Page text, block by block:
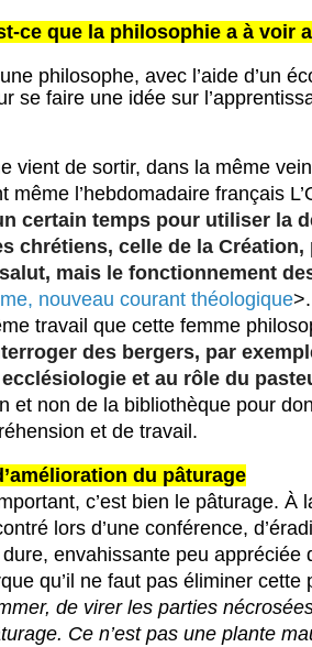
ce que la philosophie a à voir
philosophe, avec l’aide d’un
se faire une idée sur
vient de sortir, dans la même
même l’hebdomadaire français
certain temps pour utiliser la
chrétiens, celle de la Création,
mais le fonctionnement
nouveau courant théologique
travail que cette femme
des bergers, par
et au rôle du
et non de la bibliothèque pour
et de travail.
du pâturage
c’est bien le pâturage. À
envahissante peu appréciée
qu’il ne faut pas éliminer cette
de virer les parties
Ce n’est pas une plante